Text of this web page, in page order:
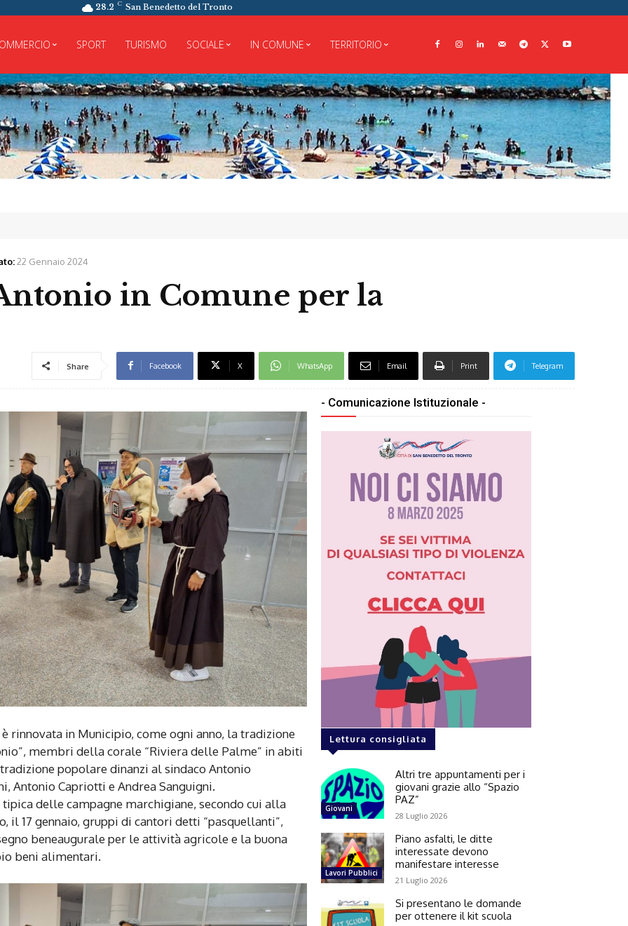
28.2 C San Benedetto del Tronto
SPORT TURISMO SOCIALE IN COMUNE TERRITORIO
22 Gennaio 2024
in Comune per la
Share Facebook X WhatsApp Email Print Telegram
rinnovata in Municipio, come ogni anno, la tradizione
membri della corale “Riviera delle Palme” in abiti
popolare dinanzi al sindaco Antonio
Antonio Capriotti e Andrea Sanguigni.
tipica delle campagne marchigiane, secondo cui alla
il 17 gennaio, gruppi di cantori detti “pasquellanti”,
beneaugurale per le attività agricole e la buona
beni alimentari.
- Comunicazione Istituzionale -
Lettura consigliata
Giovani
Altri tre appuntamenti per i
giovani grazie allo “Spazio
PAZ”
28 Luglio 2026
Lavori Pubblici
Piano asfalti, le ditte
interessate devono
manifestare interesse
21 Luglio 2026
Si presentano le domande
per ottenere il kit scuola